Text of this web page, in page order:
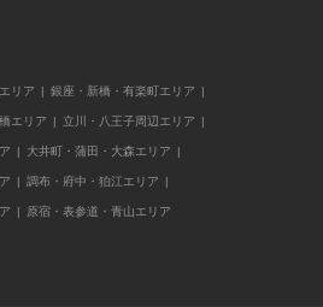
リア 銀座・新橋・有楽町エリア
エリア 立川・八王子周辺エリア
大井町・蒲田・大森エリア
調布・府中・狛江エリア
原宿・表参道・青山エリア